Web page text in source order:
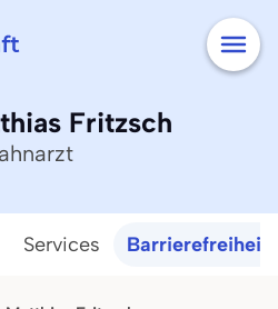
Fritzsch
Services Barrierefreiheit